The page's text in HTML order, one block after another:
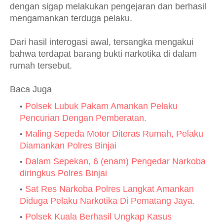
dengan sigap melakukan pengejaran dan berhasil
mengamankan terduga pelaku.
Dari hasil interogasi awal, tersangka mengakui
bahwa terdapat barang bukti narkotika di dalam
rumah tersebut.
Baca Juga
Polsek Lubuk Pakam Amankan Pelaku
Pencurian Dengan Pemberatan.
Maling Sepeda Motor Diteras Rumah, Pelaku
Diamankan Polres Binjai
Dalam Sepekan, 6 (enam) Pengedar Narkoba
diringkus Polres Binjai
Sat Res Narkoba Polres Langkat Amankan
Diduga Pelaku Narkotika Di Pematang Jaya.
Polsek Kuala Berhasil Ungkap Kasus